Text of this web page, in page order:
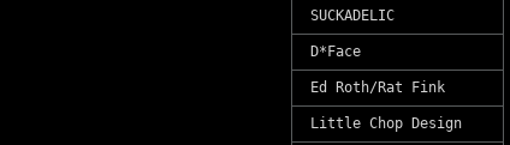
SUCKADELIC
D*Face
Ed Roth/Rat Fink
Little Chop Design